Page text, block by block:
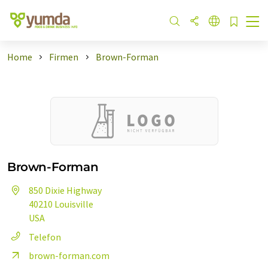
Home Firmen Brown-Forman
Brown-Forman
850 Dixie Highway
40210 Louisville
USA
Telefon
brown-forman.com